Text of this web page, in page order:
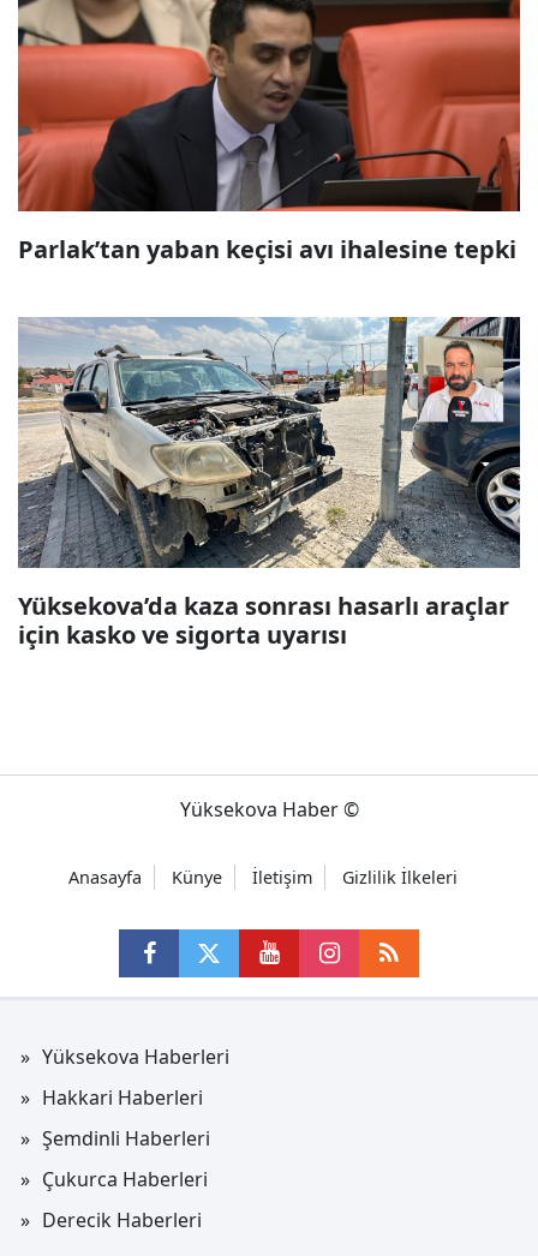
Parlak’tan yaban keçisi avı ihalesine tepki
Yüksekova’da kaza sonrası hasarlı araçlar
için kasko ve sigorta uyarısı
Yüksekova Haber ©
Anasayfa Künye İletişim Gizlilik İlkeleri
Yüksekova Haberleri
Hakkari Haberleri
Şemdinli Haberleri
Çukurca Haberleri
Derecik Haberleri